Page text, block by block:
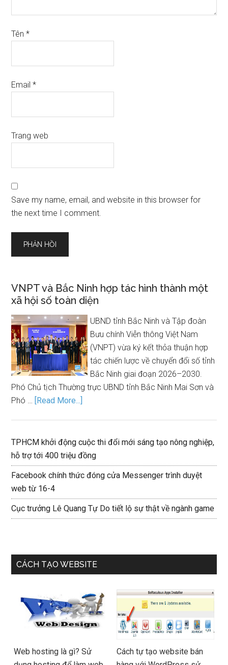
Tên*
Email*
Trang web
Save my name, email, and website in this browser for
the next time I comment.
VNPT và Bắc Ninh hợp tác hình thành một
xã hội số toàn diện
UBND tỉnh Bắc Ninh và Tập đoàn
Bưu chính Viễn thông Việt Nam
(VNPT) vừa ký kết thỏa thuận hợp
tác chiến lược về chuyển đổi số tỉnh
Bắc Ninh giai đoạn 2026–2030.
Phó Chủ tịch Thường trực UBND tỉnh Bắc Ninh Mai Sơn và
Phó … [Read More...]
TPHCM khởi động cuộc thi đổi mới sáng tạo nông nghiệp,
hỗ trợ tới 400 triệu đồng
Facebook chính thức đóng cửa Messenger trình duyệt
web từ 16-4
Cục trưởng Lê Quang Tự Do tiết lộ sự thật về ngành game
CÁCH TẠO WEBSITE
Web hosting là gì? Sử
Cách tự tạo website bán